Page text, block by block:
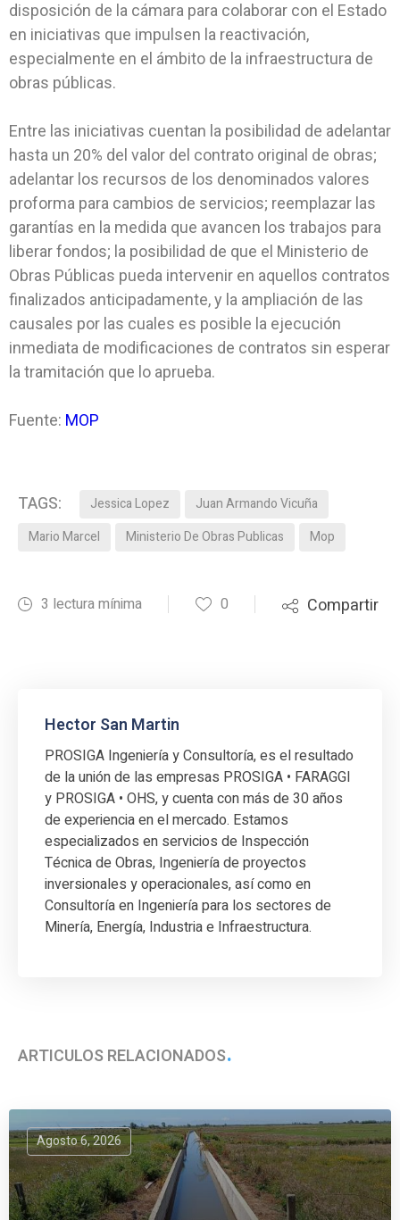
disposición de la cámara para colaborar con el Estado
en iniciativas que impulsen la reactivación,
especialmente en el ámbito de la infraestructura de
obras públicas.
Entre las iniciativas cuentan la posibilidad de adelantar
hasta un 20% del valor del contrato original de obras;
adelantar los recursos de los denominados valores
proforma para cambios de servicios; reemplazar las
garantías en la medida que avancen los trabajos para
liberar fondos; la posibilidad de que el Ministerio de
Obras Públicas pueda intervenir en aquellos contratos
finalizados anticipadamente, y la ampliación de las
causales por las cuales es posible la ejecución
inmediata de modificaciones de contratos sin esperar
la tramitación que lo aprueba.
Fuente: MOP
TAGS: Jessica Lopez
Juan Armando Vicuña
Mario Marcel
Ministerio De Obras Publicas Mop
3 lectura mínima 0 Compartir
Hector San Martin
PROSIGA Ingeniería y Consultoría, es el resultado
de la unión de las empresas PROSIGA • FARAGGI
y PROSIGA • OHS, y cuenta con más de 30 años
de experiencia en el mercado. Estamos
especializados en servicios de Inspección
Técnica de Obras, Ingeniería de proyectos
inversionales y operacionales, así como en
Consultoría en Ingeniería para los sectores de
Minería, Energía, Industria e Infraestructura.
ARTÍCULOS RELACIONADOS
Agosto 6, 2026